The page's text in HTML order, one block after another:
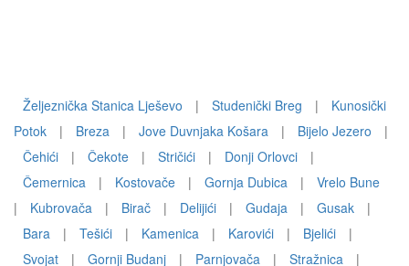
Željeznička Stanica Lješevo | Studenički Breg |
Kunosički
Potok
| Breza | Jove Duvnjaka Košara | Bijelo Jezero
|
Čehići
| Čekote | Stričići | Donji Orlovci
|
Čemernica
| Kostovače | Gornja Dubica |
Vrelo Bune
|
Kubrovača | Birač | Delijići | Gudaja | Gusak
|
Bara
| Tešići | Kamenica | Karovići | Bjelići
|
Svojat
| Gornji Budanj | Parnjovača | Stražnica
|